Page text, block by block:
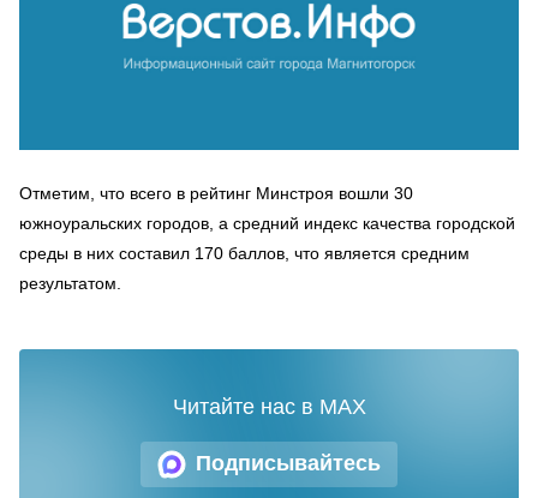
Отметим, что всего в рейтинг Минстроя вошли 30
южноуральских городов, а средний индекс качества городской
среды в них составил 170 баллов, что является средним
результатом.
Подписывайтесь
Читайте нас в MAX